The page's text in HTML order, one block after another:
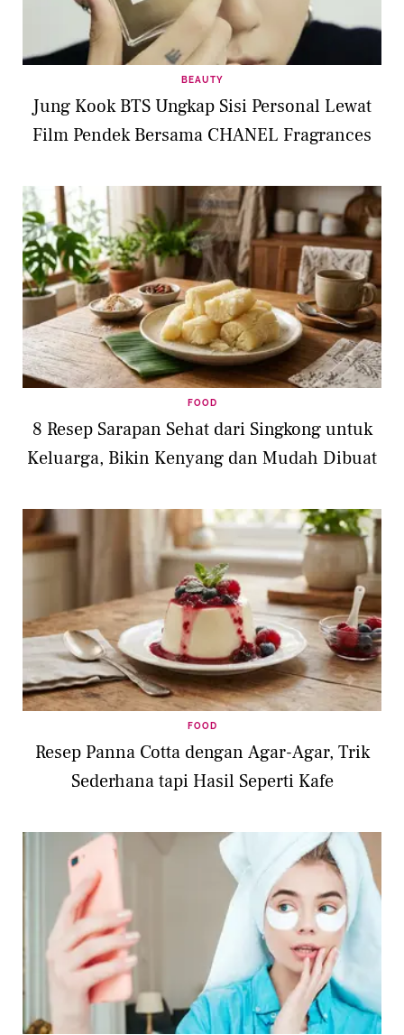
BEAUTY
Jung Kook BTS Ungkap Sisi Personal Lewat
Film Pendek Bersama CHANEL Fragrances
FOOD
8 Resep Sarapan Sehat dari Singkong untuk
Keluarga, Bikin Kenyang dan Mudah Dibuat
FOOD
Resep Panna Cotta dengan Agar-Agar, Trik
Sederhana tapi Hasil Seperti Kafe